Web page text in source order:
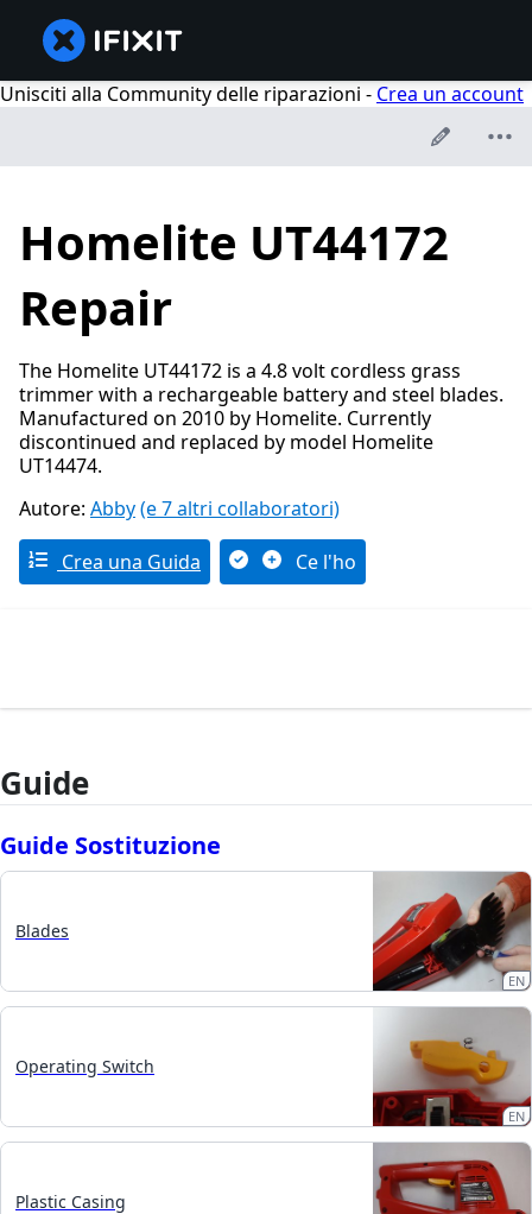
Unisciti alla Community delle riparazioni - Crea un account
Homelite UT44172
Repair
The Homelite UT44172 is a 4.8 volt cordless grass
trimmer with a rechargeable battery and steel blades.
Manufactured on 2010 by Homelite. Currently
discontinued and replaced by model Homelite
UT14474.
Autore: Abby(e 7 altri collaboratori)
Crea una Guida Ce l'ho
Guide
Guide Sostituzione
Blades
EN
Operating Switch
EN
Plastic Casing